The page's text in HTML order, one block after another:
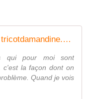
Lire un diagramme - Le blog de tricotdamandine.over-blog.com
qui pour moi sont
c'est la façon dont on
Quand je vois